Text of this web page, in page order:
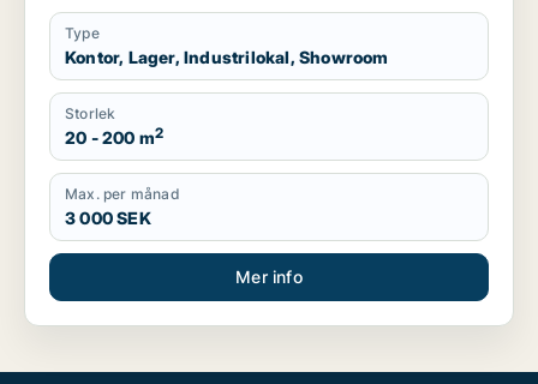
Type
Kontor, Lager, Industrilokal, Showroom
Storlek
20 - 200 m2
Max. per månad
3 000 SEK
Mer info